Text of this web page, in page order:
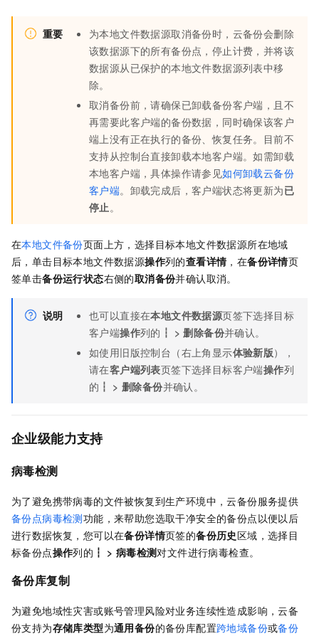
重要
为本地文件数据源取消备份时，云备份会删除
该数据源下的所有备份点，停止计费，并将该
数据源从已保护的本地文件数据源列表中移
除。
取消备份前，请确保已卸载备份客户端，且不
再需要此客户端的备份数据，同时确保该客户
端上没有正在执行的备份、恢复任务。目前不
支持从控制台直接卸载本地客户端。如需卸载
本地客户端，具体操作请参见如何卸载云备份
客户端。卸载完成后，客户端状态将更新为已
停止。
在本地文件备份页面上方，选择目标本地文件数据源所在地域
后，单击目标本地文件数据源操作列的查看详情，在备份详情页
签单击备份运行状态右侧的取消备份并确认取消。
说明 也可以直接在本地文件数据源页签下选择目标
客户端操作列的 ┇ >删除备份并确认。
如使用旧版控制台（右上角显示体验新版），
请在客户端列表页签下选择目标客户端操作列
的 ┇ >删除备份并确认。
企业级能力支持
病毒检测
为了避免携带病毒的文件被恢复到生产环境中，云备份服务提供
备份点病毒检测功能，来帮助您选取干净安全的备份点以便以后
进行数据恢复，您可以在备份详情页签的备份历史区域，选择目
标备份点操作列的 ┇ > 病毒检测对文件进行病毒检查。
备份库复制
为避免地域性灾害或账号管理风险对业务连续性造成影响，云备
份支持为存储库类型为通用备份的备份库配置跨地域备份或备份